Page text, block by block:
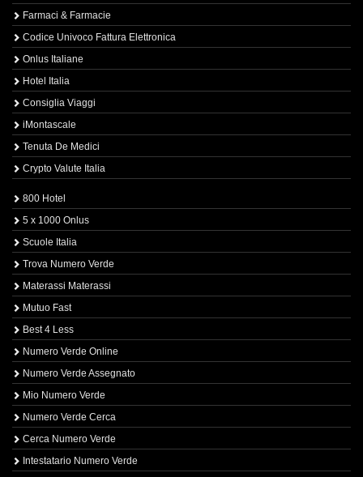
Farmaci & Farmacie
Codice Univoco Fattura Elettronica
Onlus Italiane
Hotel Italia
Consiglia Viaggi
iMontascale
Tenuta De Medici
Crypto Valute Italia
800 Hotel
5 x 1000 Onlus
Scuole Italia
Trova Numero Verde
Materassi Materassi
Mutuo Fast
Best 4 Less
Numero Verde Online
Numero Verde Assegnato
Mio Numero Verde
Numero Verde Cerca
Cerca Numero Verde
Intestatario Numero Verde